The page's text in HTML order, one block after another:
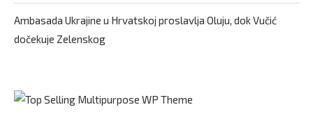
Ambasada Ukrajine u Hrvatskoj proslavlja Oluju, dok Vučić
dočekuje Zelenskog